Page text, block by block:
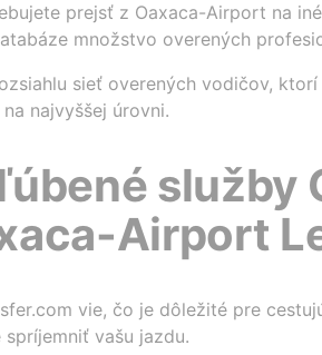
prejsť z Oaxaca-Airport na
množstvo overených
sieť overených vodičov,
najvyššej úrovni.
služby
Airport
vie, čo je dôležité pre
spríjemniť vašu jazdu.